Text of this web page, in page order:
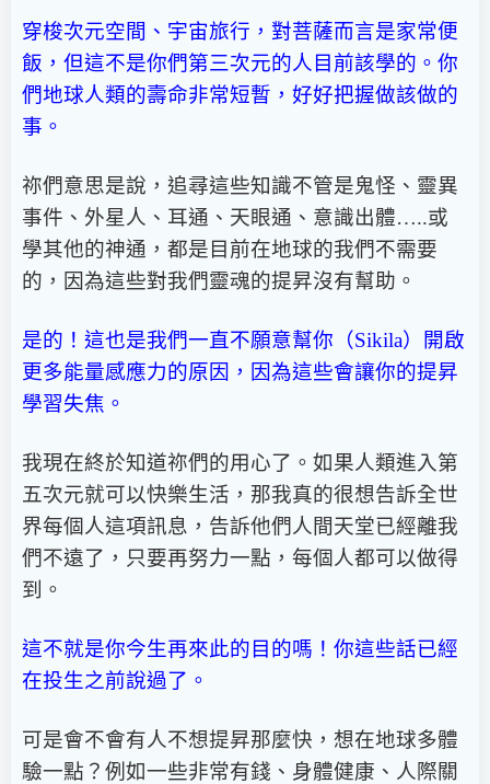
穿梭次元空間、宇宙旅行，對菩薩而言是家常便
飯，但這不是你們第三次元的人目前該學的。你
們地球人類的壽命非常短暫，好好把握做該做的
事。
祢們意思是說，追尋這些知識不管是鬼怪、靈異
事件、外星人、耳通、天眼通、意識出體…..或
學其他的神通，都是目前在地球的我們不需要
的，因為這些對我們靈魂的提昇沒有幫助。
是的！這也是我們一直不願意幫你（Sikila）開啟
更多能量感應力的原因，因為這些會讓你的提昇
學習失焦。
我現在終於知道祢們的用心了。如果人類進入第
五次元就可以快樂生活，那我真的很想告訴全世
界每個人這項訊息，告訴他們人間天堂已經離我
們不遠了，只要再努力一點，每個人都可以做得
到。
這不就是你今生再來此的目的嗎！你這些話已經
在投生之前說過了。
可是會不會有人不想提昇那麼快，想在地球多體
驗一點？例如一些非常有錢、身體健康、人際關